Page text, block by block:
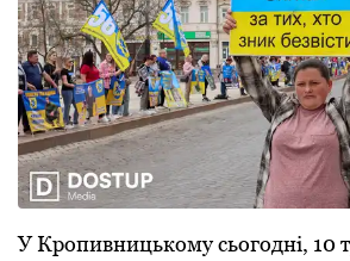
У Кропивницькому сьогодні, 10